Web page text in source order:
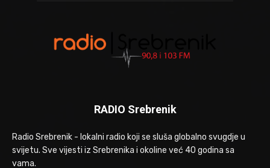
RADIO Srebrenik
Radio Srebrenik - lokalni radio koji se sluša globalno svugdje u
svijetu. Sve vijesti iz Srebrenika i okoline već 40 godina sa
vama.